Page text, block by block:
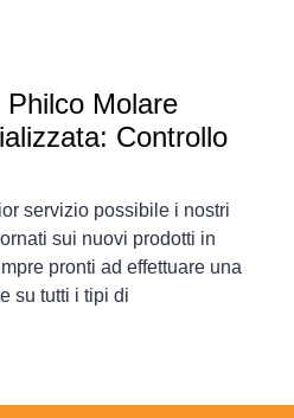
Philco Molare
Controllo
servizio possibile i nostri
sui nuovi prodotti in
pronti ad effettuare una
su tutti i tipi di